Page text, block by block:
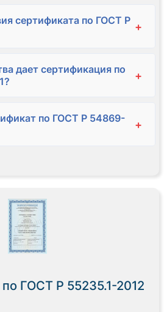
сертификата по ГОСТ Р +
дает сертификация по
+
по ГОСТ Р 54869-
+
ГОСТ Р 55235.1-2012